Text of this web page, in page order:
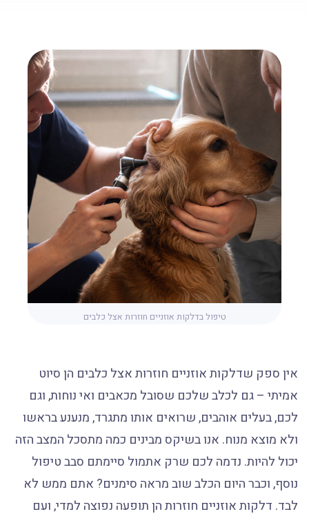
טיפול בדלקות אוזניים חוזרות אצל כלבים
אין ספק שדלקות אוזניים חוזרות אצל כלבים הן סיוט
אמיתי – גם לכלב שלכם שסובל מכאבים ואי נוחות, וגם
לכם, בעלים אוהבים, שרואים אותו מתגרד, מנענע בראשו
ולא מוצא מנוח. אנו בשיקס מבינים כמה מתסכל המצב הזה
יכול להיות. נדמה לכם שרק אתמול סיימתם סבב טיפול
נוסף, וכבר היום הכלב שוב מראה סימנים? אתם ממש לא
לבד. דלקות אוזניים חוזרות הן תופעה נפוצה למדי, ועם